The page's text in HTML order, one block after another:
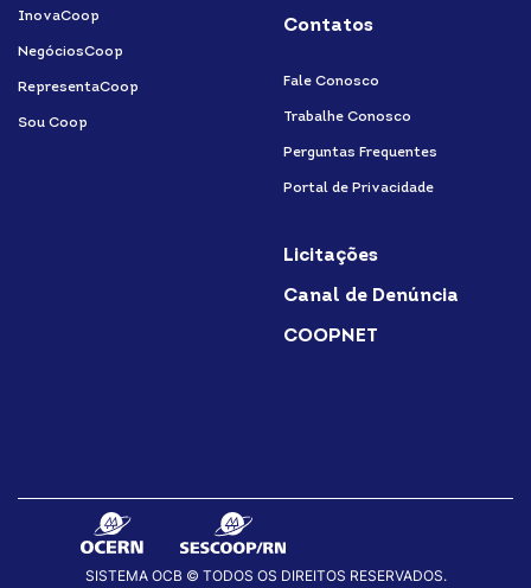
InovaCoop
NegóciosCoop
RepresentaCoop
Sou Coop
Contatos
Fale Conosco
Trabalhe Conosco
Perguntas Frequentes
Portal de Privacidade
Licitações
Canal de Denúncia
COOPNET
SISTEMA OCB © TODOS OS DIREITOS RESERVADOS.